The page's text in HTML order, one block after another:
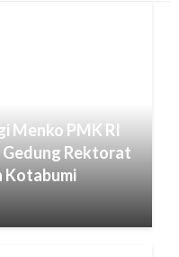
Menko PMK RI
Rektorat
Kotabumi